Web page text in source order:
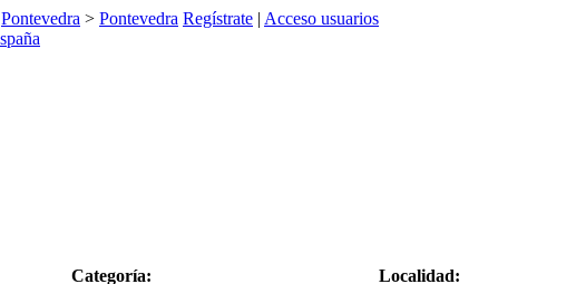
Pontevedra > Pontevedra Regístrate | Acceso usuarios
Categoría: Localidad: